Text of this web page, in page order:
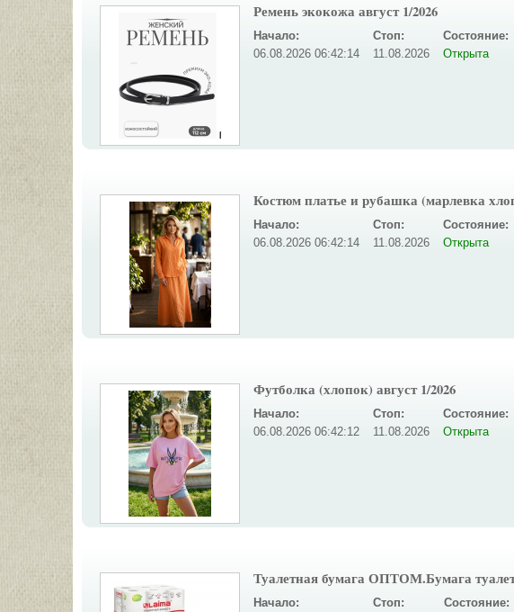
Ремень экокожа август 1/2026
Начало:
06.08.2026 06:42:14
Стоп:
11.08.2026
Состояние:
Открыта
Костюм платье и рубашка (марлевка
Начало:
06.08.2026 06:42:14
Стоп:
11.08.2026
Состояние:
Открыта
Футболка (хлопок) август 1/2026
Начало:
06.08.2026 06:42:12
Стоп:
11.08.2026
Состояние:
Открыта
Туалетная бумага ОПТОМ.Бумага
Начало:
Стоп:
Состояние: